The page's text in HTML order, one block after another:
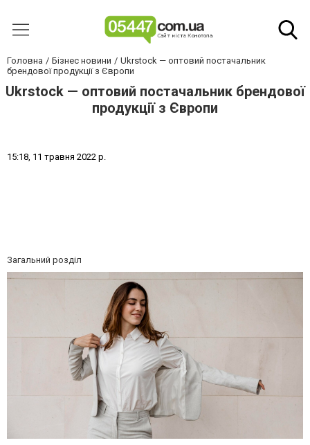
Головна Бізнес новини
Ukrstock — оптовий постачальник
брендової продукції з Європи
Ukrstock — оптовий постачальник брендової
продукції з Європи
1 5:18, 1 1 травня 2022 р.
Загальний розділ